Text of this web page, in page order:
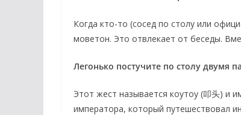
Когда кто-то (сосед по столу или
моветон. Это отвлекает от беседы.
Легонько постучите по столу двумя
Этот жест называется коутоу (叩头) и
императора, который путешествовал